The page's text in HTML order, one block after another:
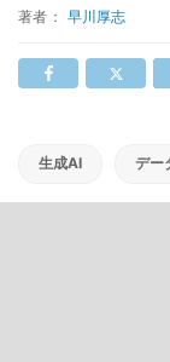
著者： 早川厚志
生成AI デー